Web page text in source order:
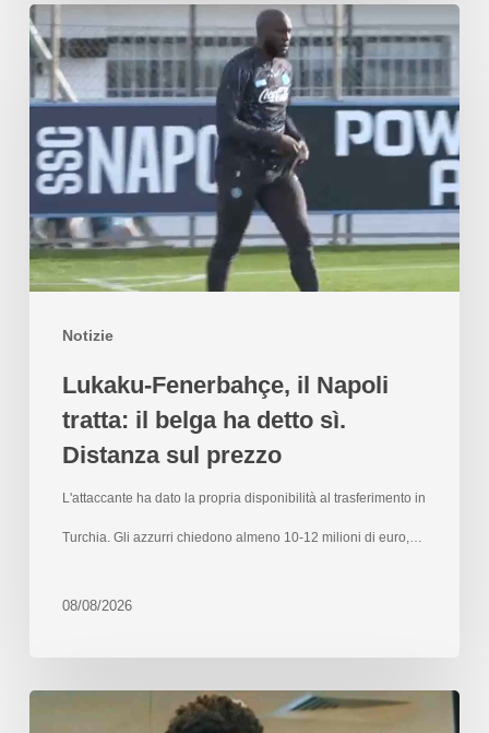
Notizie
Lukaku-Fenerbahçe, il Napoli
tratta: il belga ha detto sì.
Distanza sul prezzo
L'attaccante ha dato la propria disponibilità al trasferimento in
Turchia. Gli azzurri chiedono almeno 10-12 milioni di euro,…
08/08/2026